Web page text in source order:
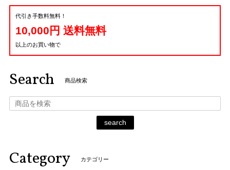
代引き手数料無料！
10,000円 送料無料
以上のお買い物で
Search 商品検索
search
Category カテゴリー